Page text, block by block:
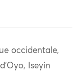
occidentale,
Iseyin